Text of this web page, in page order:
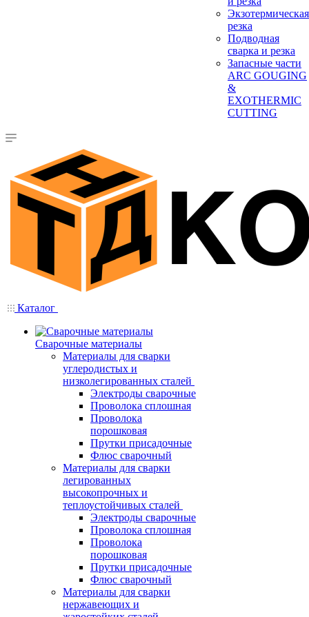
Экзотермическая
резка
Подводная
сварка и резка
Запасные части
ARC GOUGING
&
EXOTHERMIC
CUTTING
Каталог
Сварочные материалы
Материалы для сварки
углеродистых и
низколегированных сталей
Электроды сварочные
Проволока сплошная
Проволока
порошковая
Прутки присадочные
Флюс сварочный
Материалы для сварки
легированных
высокопрочных и
теплоустойчивых сталей
Электроды сварочные
Проволока сплошная
Проволока
порошковая
Прутки присадочные
Флюс сварочный
Материалы для сварки
нержавеющих и